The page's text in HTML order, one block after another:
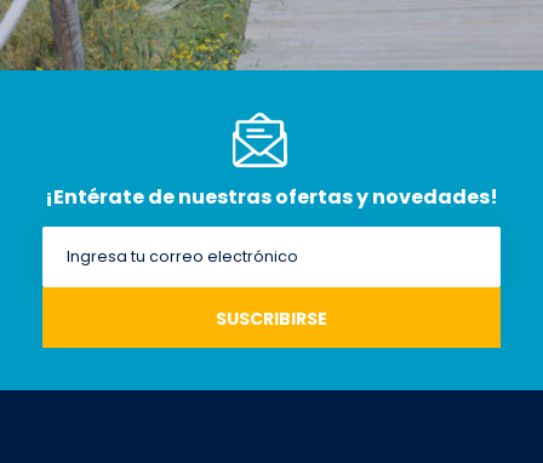
¡Entérate de nuestras ofertas y novedades!